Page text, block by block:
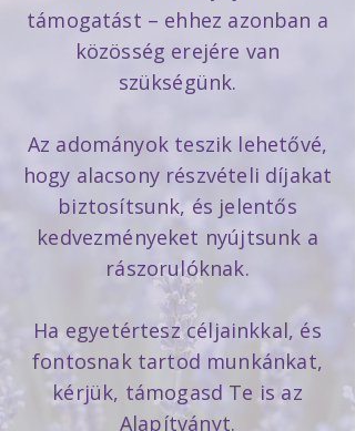
támogatást – ehhez azonban a
közösség erejére van
szükségünk.
Az adományok teszik lehetővé,
hogy alacsony részvételi díjakat
biztosítsunk, és jelentős
kedvezményeket nyújtsunk a
rászorulóknak.
Ha egyetértesz céljainkkal, és
fontosnak tartod munkánkat,
kérjük, támogasd Te is az
Alapítványt.